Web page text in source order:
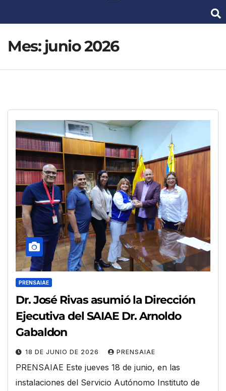
Mes:junio 2026
PRENSAIAE
Dr. José Rivas asumió la Dirección
Ejecutiva del SAIAE Dr. Arnoldo
Gabaldon
18 DE JUNIO DE 2026 PRENSAIAE
PRENSAIAE Este jueves 18 de junio, en las
instalaciones del Servicio Autónomo Instituto de